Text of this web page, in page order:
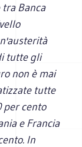
tra Banca
tutte gli
non è mai
tutte
per cento
e Francia
In